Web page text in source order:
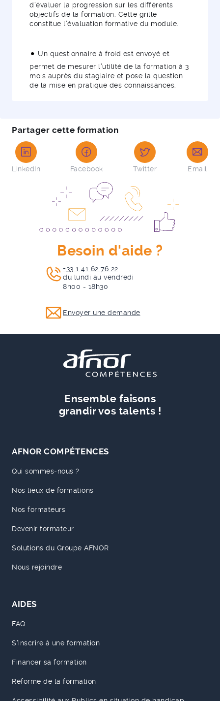
d’évaluer la progression sur les différents
objectifs de la formation. Cette grille
constitue l’évaluation formative du module.
Un questionnaire à froid est envoyé et
permet de mesurer l’utilité de la formation à 3
mois auprès du stagiaire et pose la question
de la mise en pratique des connaissances.
Partager cette formation
LinkedIn Facebook Twitter Email
Besoin d'aide ?
+33 1 41 62 76 22
du lundi au vendredi
8h00 - 18h30
Envoyer une demande
Ensemble faisons
grandir vos talents !
AFNOR COMPÉTENCES
Qui sommes-nous ?
Nos lieux de formations
Nos formateurs
Devenir formateur
Solutions du Groupe AFNOR
Nous rejoindre
AIDES
FAQ
S'inscrire à une formation
Financer sa formation
Réforme de la formation